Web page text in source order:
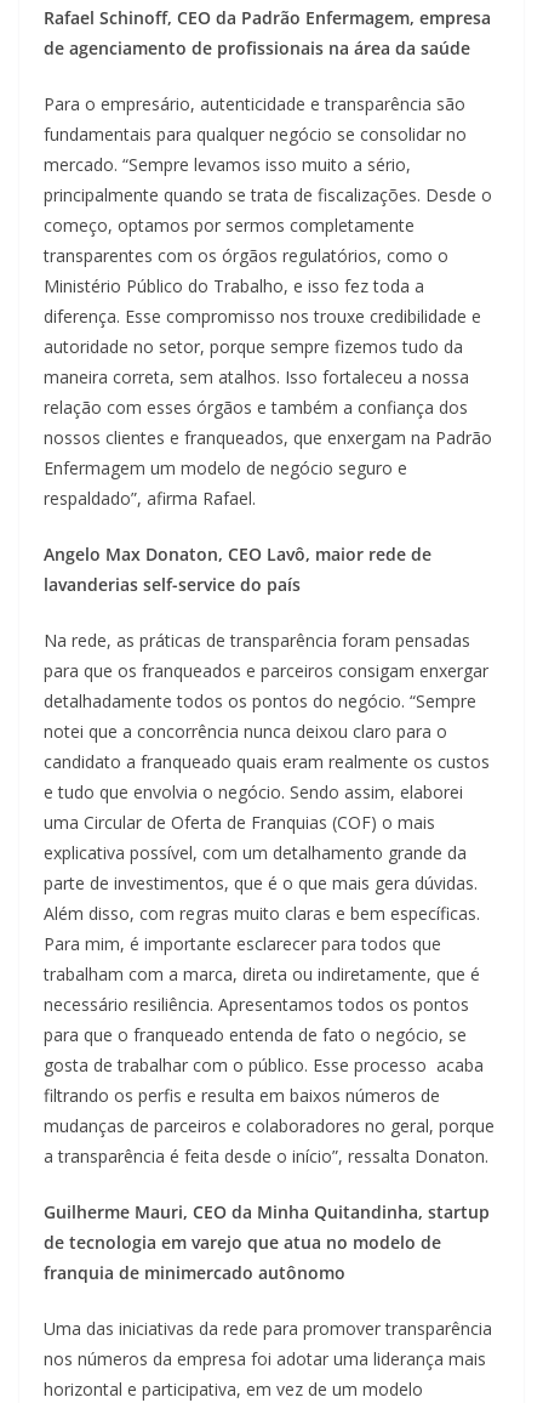
Rafael Schinoff, CEO da Padrão Enfermagem, empresa
de agenciamento de profissionais na área da saúde
Para o empresário, autenticidade e transparência são
fundamentais para qualquer negócio se consolidar no
mercado. “Sempre levamos isso muito a sério,
principalmente quando se trata de fiscalizações. Desde o
começo, optamos por sermos completamente
transparentes com os órgãos regulatórios, como o
Ministério Público do Trabalho, e isso fez toda a
diferença. Esse compromisso nos trouxe credibilidade e
autoridade no setor, porque sempre fizemos tudo da
maneira correta, sem atalhos. Isso fortaleceu a nossa
relação com esses órgãos e também a confiança dos
nossos clientes e franqueados, que enxergam na Padrão
Enfermagem um modelo de negócio seguro e
respaldado”, afirma Rafael.
Angelo Max Donaton, CEO Lavô, maior rede de
lavanderias self-service do país
Na rede, as práticas de transparência foram pensadas
para que os franqueados e parceiros consigam enxergar
detalhadamente todos os pontos do negócio. “Sempre
notei que a concorrência nunca deixou claro para o
candidato a franqueado quais eram realmente os custos
e tudo que envolvia o negócio. Sendo assim, elaborei
uma Circular de Oferta de Franquias (COF) o mais
explicativa possível, com um detalhamento grande da
parte de investimentos, que é o que mais gera dúvidas.
Além disso, com regras muito claras e bem específicas.
Para mim, é importante esclarecer para todos que
trabalham com a marca, direta ou indiretamente, que é
necessário resiliência. Apresentamos todos os pontos
para que o franqueado entenda de fato o negócio, se
gosta de trabalhar com o público. Esse processo acaba
filtrando os perfis e resulta em baixos números de
mudanças de parceiros e colaboradores no geral, porque
a transparência é feita desde o início”, ressalta Donaton.
Guilherme Mauri, CEO da Minha Quitandinha, startup
de tecnologia em varejo que atua no modelo de
franquia de minimercado autônomo
Uma das iniciativas da rede para promover transparência
nos números da empresa foi adotar uma liderança mais
horizontal e participativa, em vez de um modelo